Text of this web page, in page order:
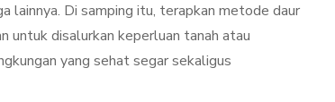
lainnya. Di samping itu, terapkan metode daur
untuk disalurkan keperluan tanah atau
yang sehat segar sekaligus